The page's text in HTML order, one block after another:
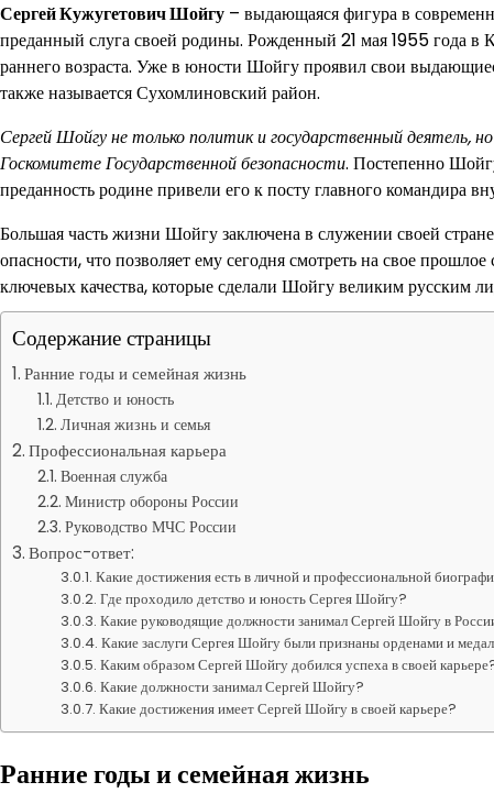
Сергей Кужугетович Шойгу – выдающаяся фигура в
преданный слуга своей родины. Рожденный 21 мая 1955 года в
раннего возраста. Уже в юности Шойгу проявил свои
также называется Сухомлиновский район.
Сергей Шойгу не только политик и государственный деятель,
Госкомитете Государственной безопасности. Постепенно
преданность родине привели его к посту главного командира
Большая часть жизни Шойгу заключена в служении своей
опасности, что позволяет ему сегодня смотреть на свое
ключевых качества, которые сделали Шойгу великим русским
Содержание страницы
Ранние годы и семейная жизнь
Детство и юность
Личная жизнь и семья
Профессиональная карьера
Военная служба
Министр обороны России
Руководство МЧС России
Вопрос-ответ:
Какие достижения есть в личной и профессиональной
Где проходило детство и юность Сергея Шойгу?
Какие руководящие должности занимал Сергей Шойгу в
Какие заслуги Сергея Шойгу были признаны орденами и
Каким образом Сергей Шойгу добился успеха в своей
Какие должности занимал Сергей Шойгу?
Какие достижения имеет Сергей Шойгу в своей карьере?
Ранние годы и семейная жизнь